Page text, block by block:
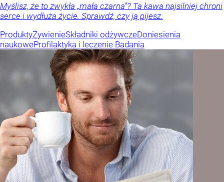
Myślisz, że to zwykła „mała czarna”? Ta kawa najsilniej chroni
serce i wydłuża życie. Sprawdź, czy ją pijesz.
ProduktyŻywienieSkładniki odżywczeDoniesienia
naukoweProfilaktyka i leczenie Badania